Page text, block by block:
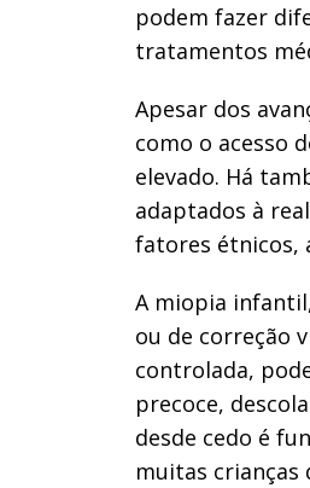
podem fazer
tratamentos
Apesar dos
como o acesso
elevado. Há
adaptados à
fatores étnicos,
A miopia
ou de correção
controlada,
precoce,
desde cedo é
muitas crianças